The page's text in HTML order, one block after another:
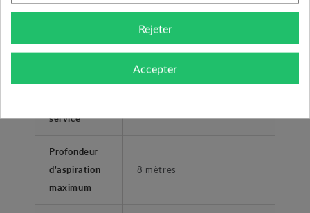
Température
maximum
+40°C
Pression
service
Profondeur
d'aspiration
maximum
8 mètres
Rejeter
Accepter